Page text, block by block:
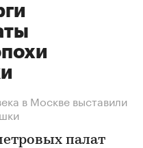
в Москве выставили
палат